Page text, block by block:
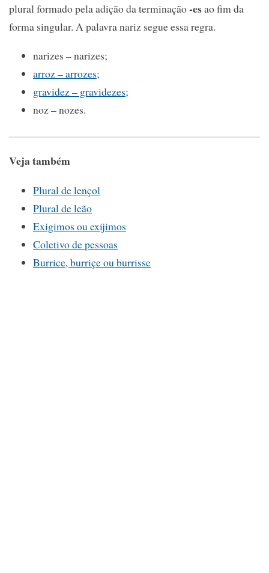
plural formado pela adição da terminação-esao fim da
forma singular. A palavra nariz segue essa regra.
narizes – narizes;
arroz – arrozes;
gravidez – gravidezes;
noz – nozes.
Veja também
Plural de lençol
Plural de leão
Exigimos ou exijimos
Coletivo de pessoas
Burrice, burriçe ou burrisse